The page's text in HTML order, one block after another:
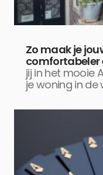
Zo maak je
comfortabeler
jij in het mooie
je woning in de